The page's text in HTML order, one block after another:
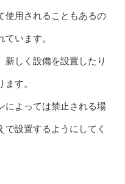
使用されることもあるの
います。
新しく設備を設置したり
す。
によっては禁止される場
設置するようにしてく